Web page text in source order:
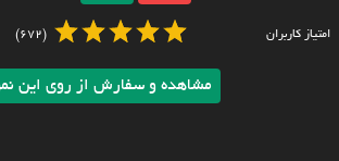
امتیاز کاربران (672)
مشاهده و سفارش از روی این